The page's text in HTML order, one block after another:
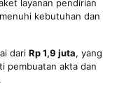
layanan pendirian
kebutuhan dan
dari Rp 1,9 juta, yang
pembuatan akta dan
.